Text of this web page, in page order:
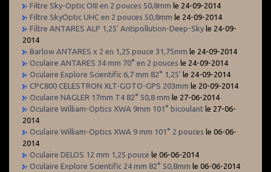
Filtre Sky-Optic OIII en 2 pouces 50,8mm le 24-09-2014
Filtre SkyOptic UHC en 2 pouces 50,8mm le 24-09-2014
Filtre ANTARES ALP 1,25' Antipollution-Deep-Sky le 24-09-
2014
Barlow ANTARES x 2 en 1,25 pouce 31,75mm le 24-09-2014
Oculaire ANTARES 34 mm 70° en 2 pouces le 24-09-2014
Oculaire Explore Scientific 6,7 mm 82° 1,25' le 24-09-2014
CPC800 CELESTRON XLT-GOTO-GPS 203mm le 20-09-2014
Oculaire NAGLER 17mm T4 82° 50,8 mm le 27-06-2014
Oculaire William-Optics XWA 9mm 101° bicoulant le 27-06-
2014
Oculaire William-Optics XWA 9 mm 101° 2 pouces le 06-06-
2014
Oculaire DELOS 12 mm 1,25 pouce le 06-06-2014
Oculaire Explore Scientific 24 mm 82° 50,8mm le 06-06-2014